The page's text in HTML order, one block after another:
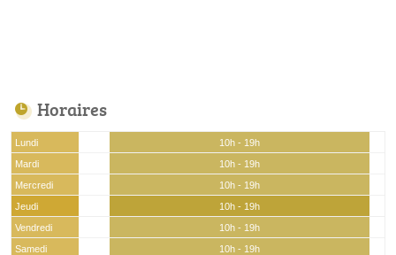
Horaires
Lundi
10h - 19h
Mardi
10h - 19h
Mercredi
10h - 19h
Jeudi
10h - 19h
Vendredi
10h - 19h
Samedi
10h - 19h